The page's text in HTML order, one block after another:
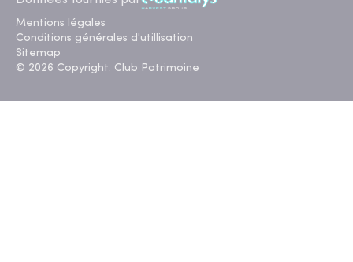
Mentions légales
Conditions générales d'utillisation
Sitemap
© 2026 Copyright. Club Patrimoine